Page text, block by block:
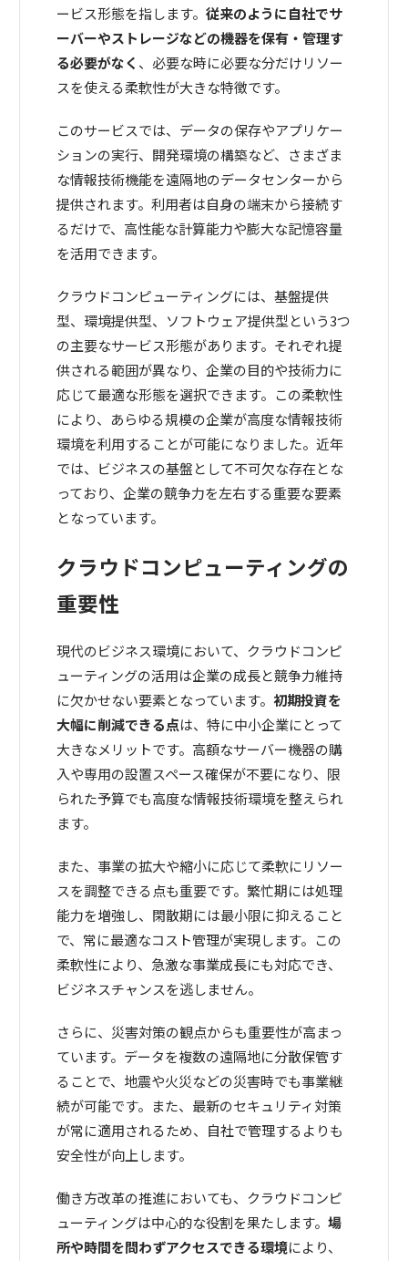
ービス形態を指します。従来のように自社でサ
ーバーやストレージなどの機器を保有・管理す
る必要がなく 、必要な時に必要な分だけリソー
スを使える柔軟性が大きな特徴です。
このサービスでは、データの保存やアプリケー
ションの実行、開発環境の構築など、さまざま
な情報技術機能を遠隔地のデータセンターから
提供されます。利用者は自身の端末から接続す
るだけで、高性能な計算能力や膨大な記憶容量
を活用できます。
クラウドコンピューティングには、基盤提供
型、環境提供型、ソフトウェア提供型という3つ
の主要なサービス形態があります。それぞれ提
供される範囲が異なり、企業の目的や技術力に
応じて最適な形態を選択できます。この柔軟性
により、あらゆる規模の企業が高度な情報技術
環境を利用することが可能になりました。近年
では、ビジネスの基盤として不可欠な存在とな
っており、企業の競争力を左右する重要な要素
となっています。
クラウドコンピューティングの
重要性
現代のビジネス環境において、クラウドコンピ
ューティングの活用は企業の成長と競争力維持
に欠かせない要素となっています。 初期投資を
大幅に削減できる点は、特に中小企業にとって
大きなメリットです。高額なサーバー機器の購
入や専用の設置スペース確保が不要になり、限
られた予算でも高度な情報技術環境を整えられ
ます。
また、事業の拡大や縮小に応じて柔軟にリソー
スを調整できる点も重要です。繁忙期には処理
能力を増強し、閑散期には最小限に抑えること
で、常に最適なコスト管理が実現します。この
柔軟性により、急激な事業成長にも対応でき、
ビジネスチャンスを逃しません。
さらに、災害対策の観点からも重要性が高まっ
ています。データを複数の遠隔地に分散保管す
ることで、地震や火災などの災害時でも事業継
続が可能です。また、最新のセキュリティ対策
が常に適用されるため、自社で管理するよりも
安全性が向上します。
働き方改革の推進においても、クラウドコンピ
ューティングは中心的な役割を果たします。場
所や時間を問わずアクセスできる環境により、